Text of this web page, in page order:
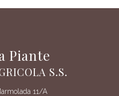
Piante
S.S.
11/A